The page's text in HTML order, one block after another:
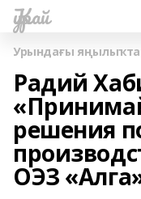
Ҡурай
Урындағы
Радий
решения
ОЭЗ